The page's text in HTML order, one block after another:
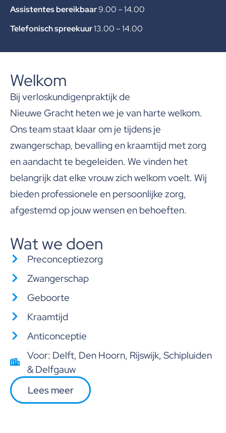
Assistentes bereikbaar9.00 – 14.00
Telefonisch spreekuur13.00 – 14.00
Welkom
Bij verloskundigenpraktijk de
Nieuwe Gracht heten we je van harte welkom.
Ons team staat klaar om je tijdens je
zwangerschap, bevalling en kraamtijd met zorg
en aandacht te begeleiden. We vinden het
belangrijk dat elke vrouw zich welkom voelt. Wij
bieden professionele en persoonlijke zorg,
afgestemd op jouw wensen en behoeften.
Wat we doen
Preconceptiezorg
Zwangerschap
Geboorte
Kraamtijd
Anticonceptie
Voor: Delft, Den Hoorn, Rijswijk, Schipluiden
& Delfgauw
Lees meer